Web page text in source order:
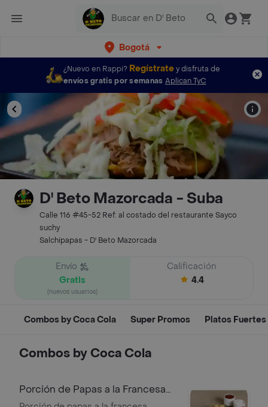
Bogotá
¿Nuevo en Rappi? Regístratey disfruta de
envíos gratis por semanas Aplican TyC
D' Beto Mazorcada - Suba
Calle 116 #45-52 Ref: al costado del restaurante Sayco
suchy
Salchipapas - D' Beto Mazorcada
Envío
Gratis
(nuevos usuarios)
Calificación
4.4
Combos by Coca Cola Super Promos Platos Fuertes
Combos by Coca Cola
Porción de Papas a la Francesa